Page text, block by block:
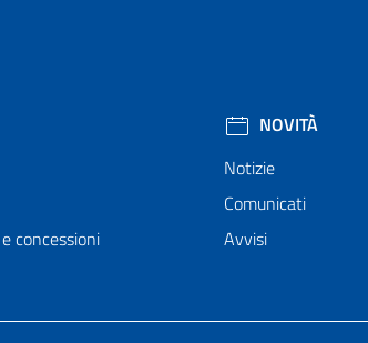
concessioni
NOVITÀ
Notizie
Comunicati
Avvisi